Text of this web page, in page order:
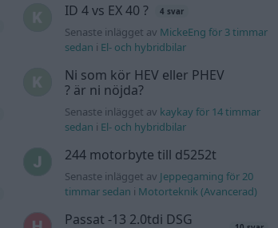
ID 4 vs EX 40 ? 4 svar
Senaste inlägget av MickeEng för 3 timmar
sedan i El- och hybridbilar
Ni som kör HEV eller PHEV
? är ni nöjda?
Senaste inlägget av kaykay för 14 timmar
sedan i El- och hybridbilar
244 motorbyte till d5252t
Senaste inlägget av Jeppegaming för 20
timmar sedan i Motorteknik (Avancerad)
Passat -13 2.0tdi DSG